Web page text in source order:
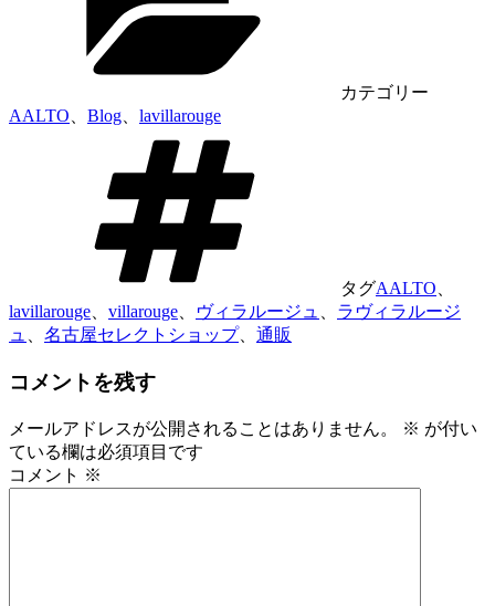
カテゴリー
AALTO
Blog lavillarouge
タグAALTO
lavillarouge
villarouge ヴィラルージュ
ラヴィラルージ
ュ
名古屋セレクトショップ、 通販
コメントを残す
メールアドレスが公開されることはありません。 ※ が付い
ている欄は必須項目です
コメント ※